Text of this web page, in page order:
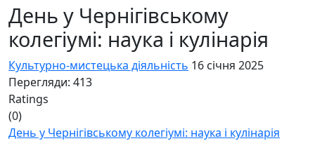
День у Чернігівському
колегіумі: наука і кулінарія
Культурно-мистецька діяльність 16 січня 2025
Перегляди: 413
Ratings
(0)
День у Чернігівському колегіумі: наука і кулінарія